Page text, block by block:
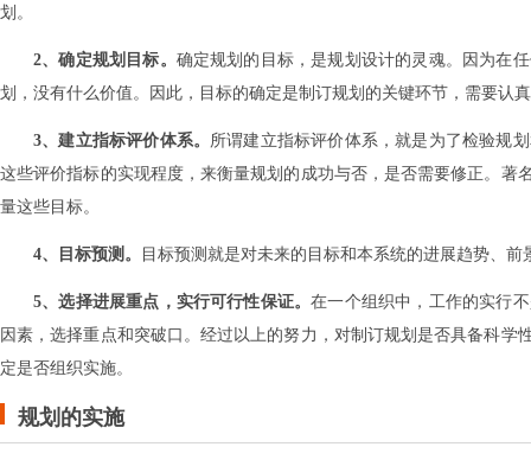
划。
2、确定规划目标。 确定规划的目标，是规划设计的灵魂。因为在
划，没有什么价值。因此，目标的确定是制订规划的关键环节，需要认
3、建立指标评价体系。 所谓建立指标评价体系，就是为了检验规
这些评价指标的实现程度，来衡量规划的成功与否，是否需要修正。
量这些目标。
4、目标预测。 目标预测就是对未来的目标和本系统的进展趋势、
5、选择进展重点，实行可行性保证。在一个组织中，工作的实行
因素，选择重点和突破口。经过以上的努力，对制订规划是否具备科
定是否组织实施。
规划的实施